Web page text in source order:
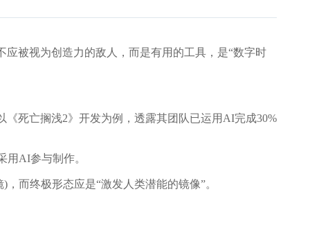
被视为创造力的敌人，而是有用的工具，是“数字时
死亡搁浅2》开发为例，透露其团队已运用AI完成30%
AI参与制作。
而终极形态应是“激发人类潜能的镜像”。